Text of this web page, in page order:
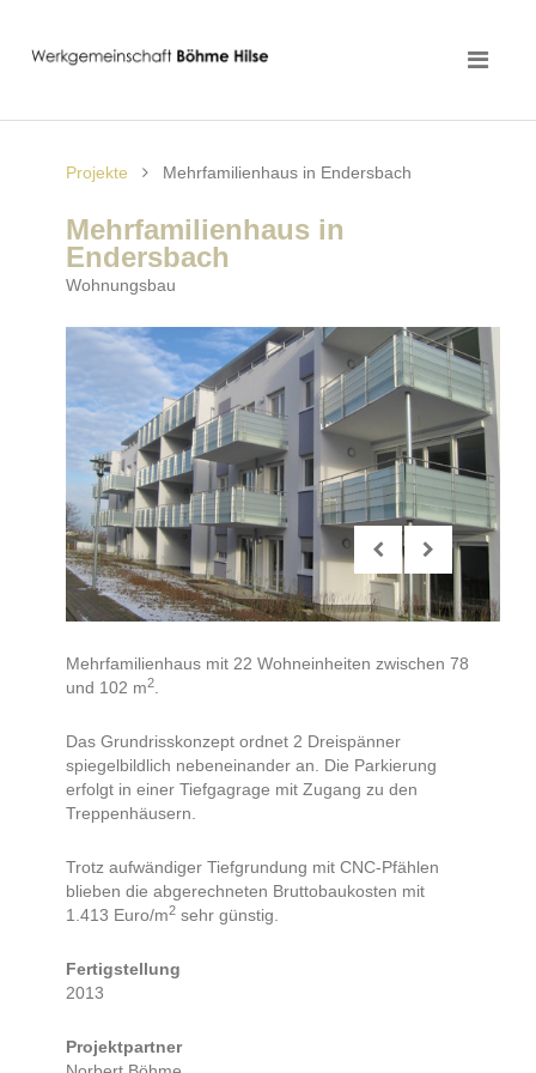
Projekte Mehrfamilienhaus in Endersbach
Mehrfamilienhaus in
Endersbach
Wohnungsbau
Mehrfamilienhaus mit 22 Wohneinheiten zwischen 78
und 102 m2
Das Grundrisskonzept ordnet 2 Dreispänner
spiegelbildlich nebeneinander an. Die Parkierung
erfolgt in einer Tiefgagrage mit Zugang zu den
Treppenhäusern.
Trotz aufwändiger Tiefgrundung mit CNC-Pfählen
blieben die abgerechneten Bruttobaukosten mit
1.413 Euro/m2 sehr günstig.
Fertigstellung
2013
Projektpartner